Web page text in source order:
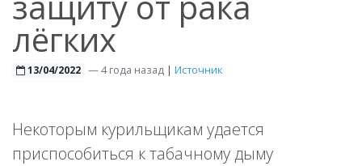
лёгких
13/04/2022 —4 года назад | Источник
Некоторым курильщикам удается
приспособиться к табачному дыму